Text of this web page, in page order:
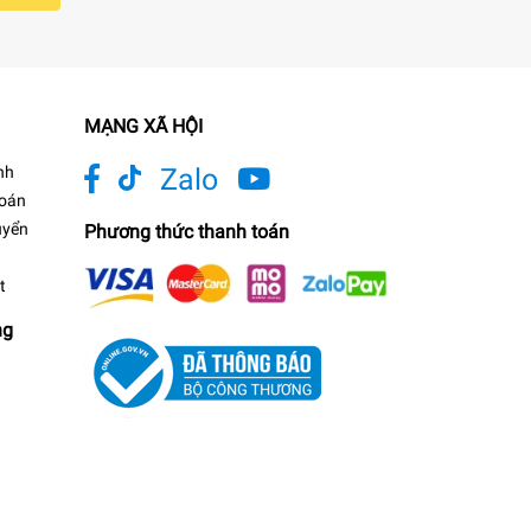
MẠNG XÃ HỘI
Zalo
Phương thức thanh toán